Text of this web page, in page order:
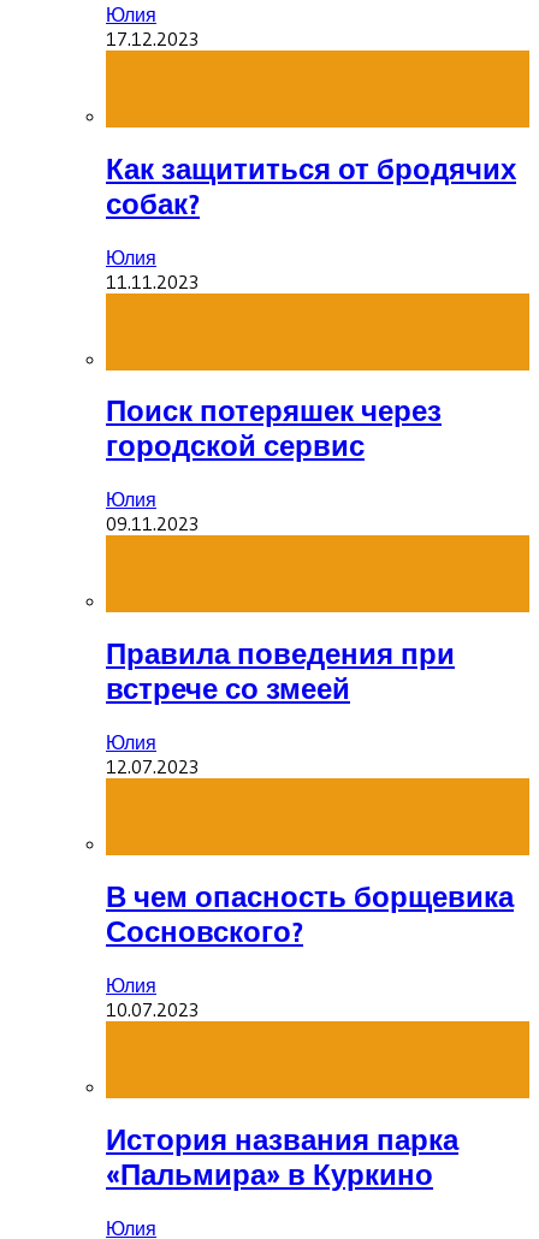
Юлия
17.12.2023
Как защититься от бродячих
собак?
Юлия
11.11.2023
Поиск потеряшек через
городской сервис
Юлия
09.11.2023
Правила поведения при
встрече со змеей
Юлия
12.07.2023
В чем опасность борщевика
Сосновского?
Юлия
10.07.2023
История названия парка
«Пальмира» в Куркино
Юлия